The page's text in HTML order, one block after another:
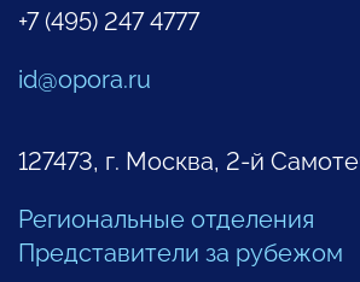
+7 (495) 247 4777
id@opora.ru
127473, г. Москва, 2-й
Региональные отделения
Представители за рубежом